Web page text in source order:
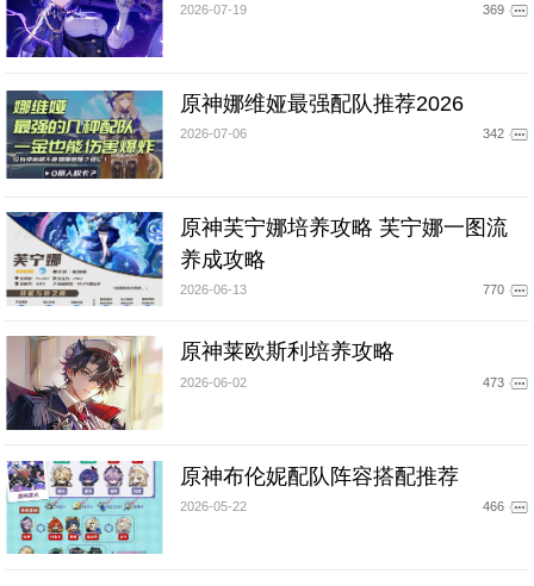
2026-07-19 369
原神娜维娅最强配队推荐2026
2026-07-06 342
原神芙宁娜培养攻略 芙宁娜一图流
养成攻略
2026-06-13 770
原神莱欧斯利培养攻略
2026-06-02 473
原神布伦妮配队阵容搭配推荐
2026-05-22 466